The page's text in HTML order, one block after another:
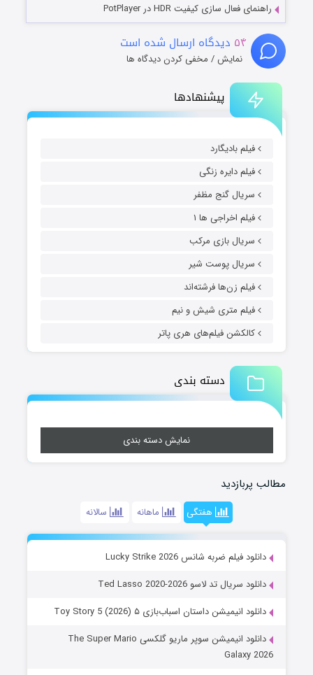
پیشنهادها
فیلم بادیگارد
فیلم دایره زنگی
سریال گنج مظفر
فیلم اخراجی ها ۱
سریال بازی مرکب
سریال پوست شیر
فیلم زن‌ها فرشته‌اند
فیلم متری شیش و نیم
کالکشن فیلم‌های هری پاتر
دسته بندی
نمایش دسته بندی
مطالب پربازدید
هفتگی ماهانه سالانه
دانلود فیلم ضربه شانس Lucky Strike 2026
دانلود سریال تد لاسو Ted Lasso 2020-2026
دانلود انیمیشن داستان اسباب‌بازی ۵ Toy Story 5 (2026)
دانلود انیمیشن سوپر ماریو گلکسی The Super Mario
Galaxy 2026
راهنمای فعال سازی کیفیت HDR در PotPlayer
۵۴ دیدگاه ارسال شده است
نمایش / مخفی کردن دیدگاه ها